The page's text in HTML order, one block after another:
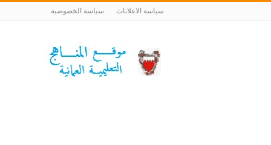
سياسة الاعلانات سياسة الخصوصية